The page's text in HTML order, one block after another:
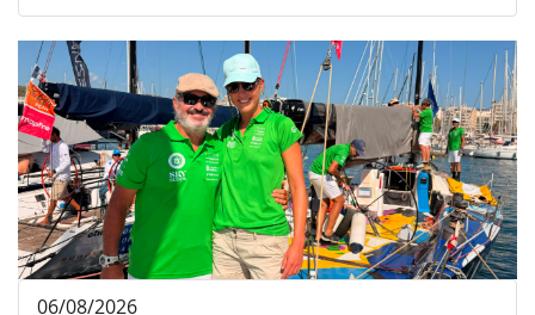
06/08/2026